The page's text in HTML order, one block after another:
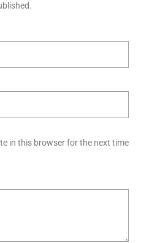
in this browser for the next time